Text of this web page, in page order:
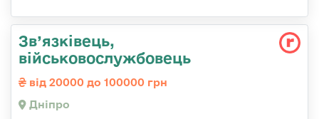
Зв’язківець,
військовослужбовець
від 20000 до 100000 грн
Дніпро